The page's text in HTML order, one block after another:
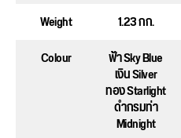
Weight
1.23 กก.
Colour
ฟ้า Sky Blue
เงิน Silver
ทอง Starlight
ดำกรมท่า
Midnight